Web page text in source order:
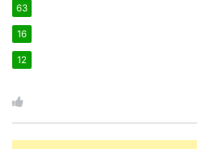
63
16
12